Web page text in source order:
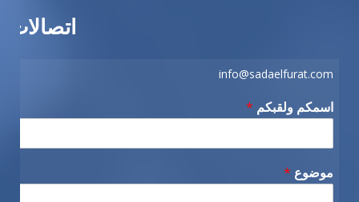
اتصالات
info@sadaelfurat.com
اسمكم ولقبكم *
موضوع *